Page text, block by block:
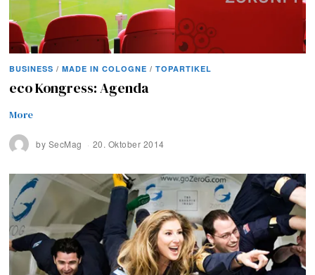
BUSINESS / MADE IN COLOGNE / TOPARTIKEL
eco Kongress: Agenda
More
by SecMag 20. Oktober 2014